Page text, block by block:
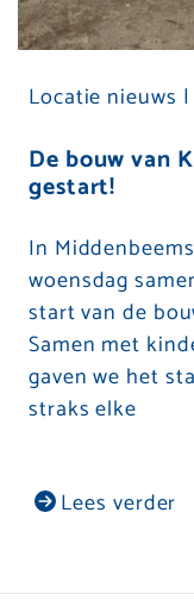
Locatie nieuws |
De bouw van
gestart!
In
woensdag
start van de
Samen met
gaven we het
straks elke
Lees verder